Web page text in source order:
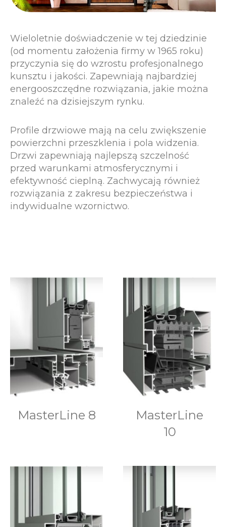
Wieloletnie doświadczenie w tej dziedzinie
(od momentu założenia firmy w 1965 roku)
przyczynia się do wzrostu profesjonalnego
kunsztu i jakości. Zapewniają najbardziej
energooszczędne rozwiązania, jakie można
znaleźć na dzisiejszym rynku.
Profile drzwiowe mają na celu zwiększenie
powierzchni przeszklenia i pola widzenia.
Drzwi zapewniają najlepszą szczelność
przed warunkami atmosferycznymi i
efektywność cieplną. Zachwycają również
rozwiązania z zakresu bezpieczeństwa i
indywidualne wzornictwo.
MasterLine 8
MasterLine
10